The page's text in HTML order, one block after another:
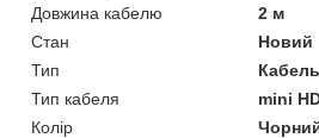
Довжина кабелю
2 м
Стан
Новий
Тип
Кабель
Тип кабеля
mini
Колір